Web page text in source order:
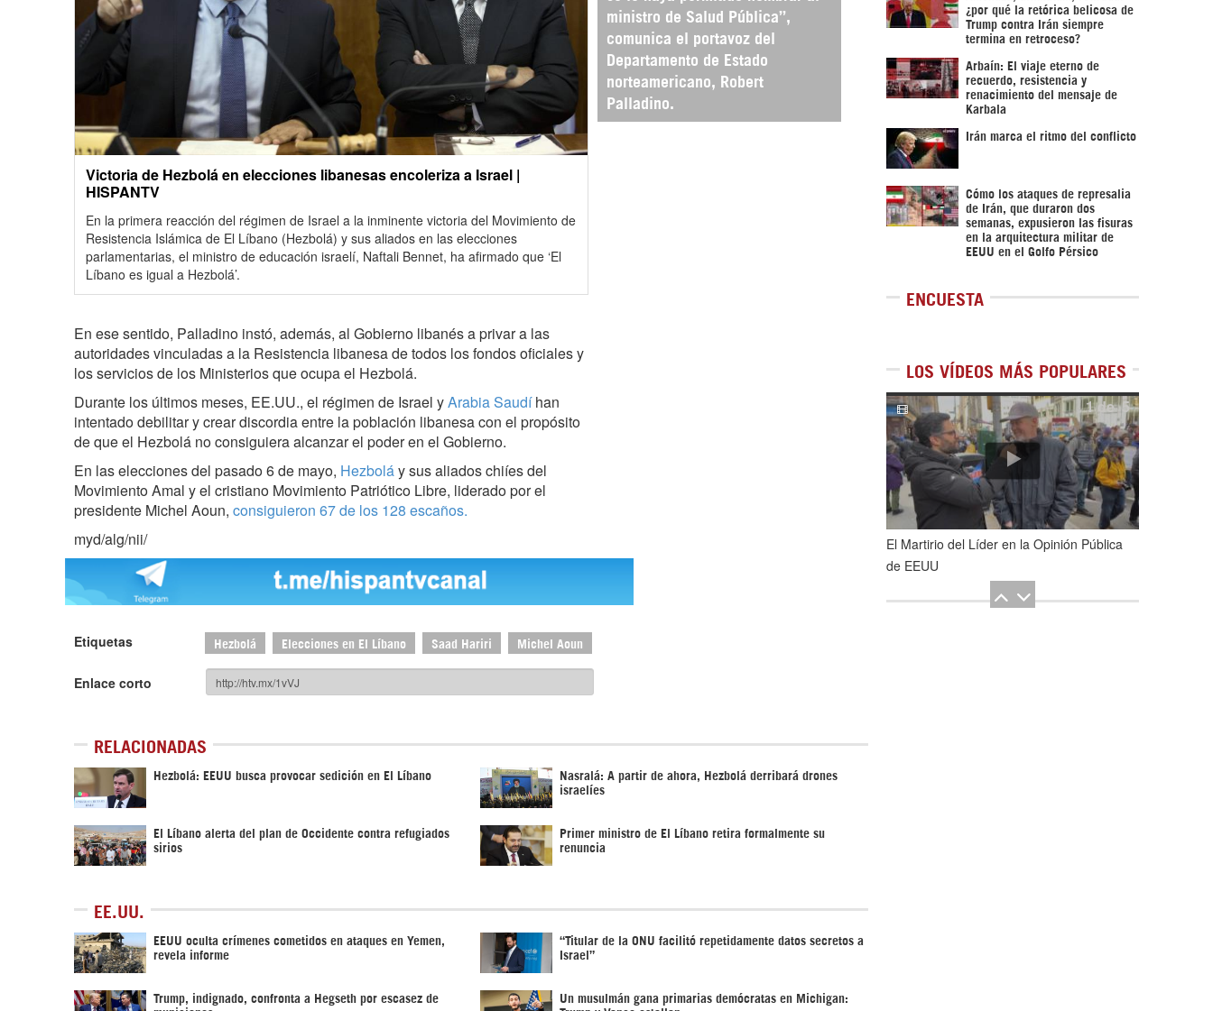
ministro de Salud Pública”,
comunica el portavoz del
Departamento de Estado
norteamericano, Robert
Palladino.
Victoria de Hezbolá en elecciones libanesas encoleriza a Israel |
HISPANTV
En la primera reacción del régimen de Israel a la inminente victoria del Movimiento de
Resistencia Islámica de El Líbano (Hezbolá) y sus aliados en las elecciones
parlamentarias, el ministro de educación israelí, Naftali Bennet, ha afirmado que ‘El
Líbano es igual a Hezbolá’.
En ese sentido, Palladino instó, además, al Gobierno libanés a privar a las
autoridades vinculadas a la Resistencia libanesa de todos los fondos oficiales y
los servicios de los Ministerios que ocupa el Hezbolá.
Durante los últimos meses, EE.UU., el régimen de Israel yArabia Saudíhan
intentado debilitar y crear discordia entre la población libanesa con el propósito
de que el Hezbolá no consiguiera alcanzar el poder en el Gobierno.
En las elecciones del pasado 6 de mayo, Hezboláy sus aliados chiíes del
Movimiento Amal y el cristiano Movimiento Patriótico Libre, liderado por el
presidente Michel Aoun, consiguieron 67 de los 128 escaños.
myd/alg/nii/
Etiquetas Hezbolá Elecciones en El Líbano Saad Hariri Michel Aoun
Enlace corto
RELACIONADAS
Hezbolá: EEUU busca provocar sedición en El Líbano Nasralá: A partir de ahora, Hezbolá derribará drones
israelíes
El Líbano alerta del plan de Occidente contra refugiados
sirios
Primer ministro de El Líbano retira formalmente su
renuncia
EE.UU.
EEUU oculta crímenes cometidos en ataques en Yemen,
revela informe
“Titular de la ONU facilitó repetidamente datos secretos a
Israel”
Trump, indignado, confronta a Hegseth por escasez de Un musulmán gana primarias demócratas en Michigan:
¿por qué la retórica belicosa de
Trump contra Irán siempre
termina en retroceso?
Arbaín: El viaje eterno de
recuerdo, resistencia y
renacimiento del mensaje de
Karbala
Irán marca el ritmo del conflicto
Cómo los ataques de represalia
de Irán, que duraron dos
semanas, expusieron las fisuras
en la arquitectura militar de
EEUU en el Golfo Pérsico
ENCUESTA
LOS VÍDEOS MÁS POPULARES
1de5
El Martirio del Líder en la Opinión Pública
de EEUU